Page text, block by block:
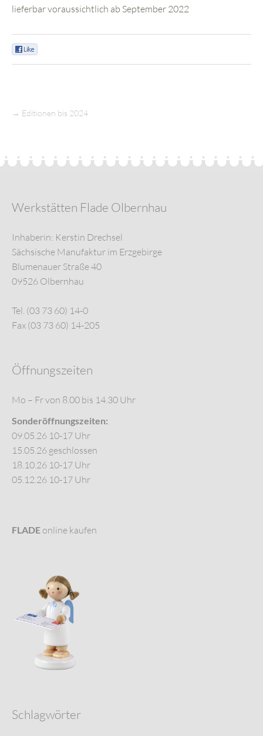
lieferbar voraussichtlich ab September 2022
→ Editionen bis 2024
Werkstätten Flade Olbernhau
Inhaberin: Kerstin Drechsel
Sächsische Manufaktur im Erzgebirge
Blumenauer Straße 40
09526 Olbernhau
Tel. (03 73 60) 14-0
Fax (03 73 60) 14-205
Öffnungszeiten
Mo – Fr von 8.00 bis 14.30 Uhr
Sonderöffnungszeiten:
09.05.26 10-17 Uhr
15.05.26 geschlossen
18.10.26 10-17 Uhr
05.12.26 10-17 Uhr
FLADE online kaufen
Schlagwörter